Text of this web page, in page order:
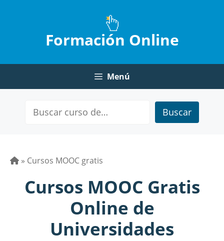
Formación Online
Menú
Buscar
» Cursos MOOC gratis
Cursos MOOC Gratis
Online de
Universidades